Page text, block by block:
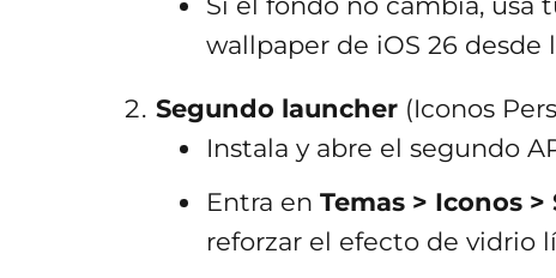
wallpaper de iOS 26 desde
Segundo launcher (Iconos
Instala y abre el segundo
Entra en Temas > Iconos >
reforzar el efecto de vidrio